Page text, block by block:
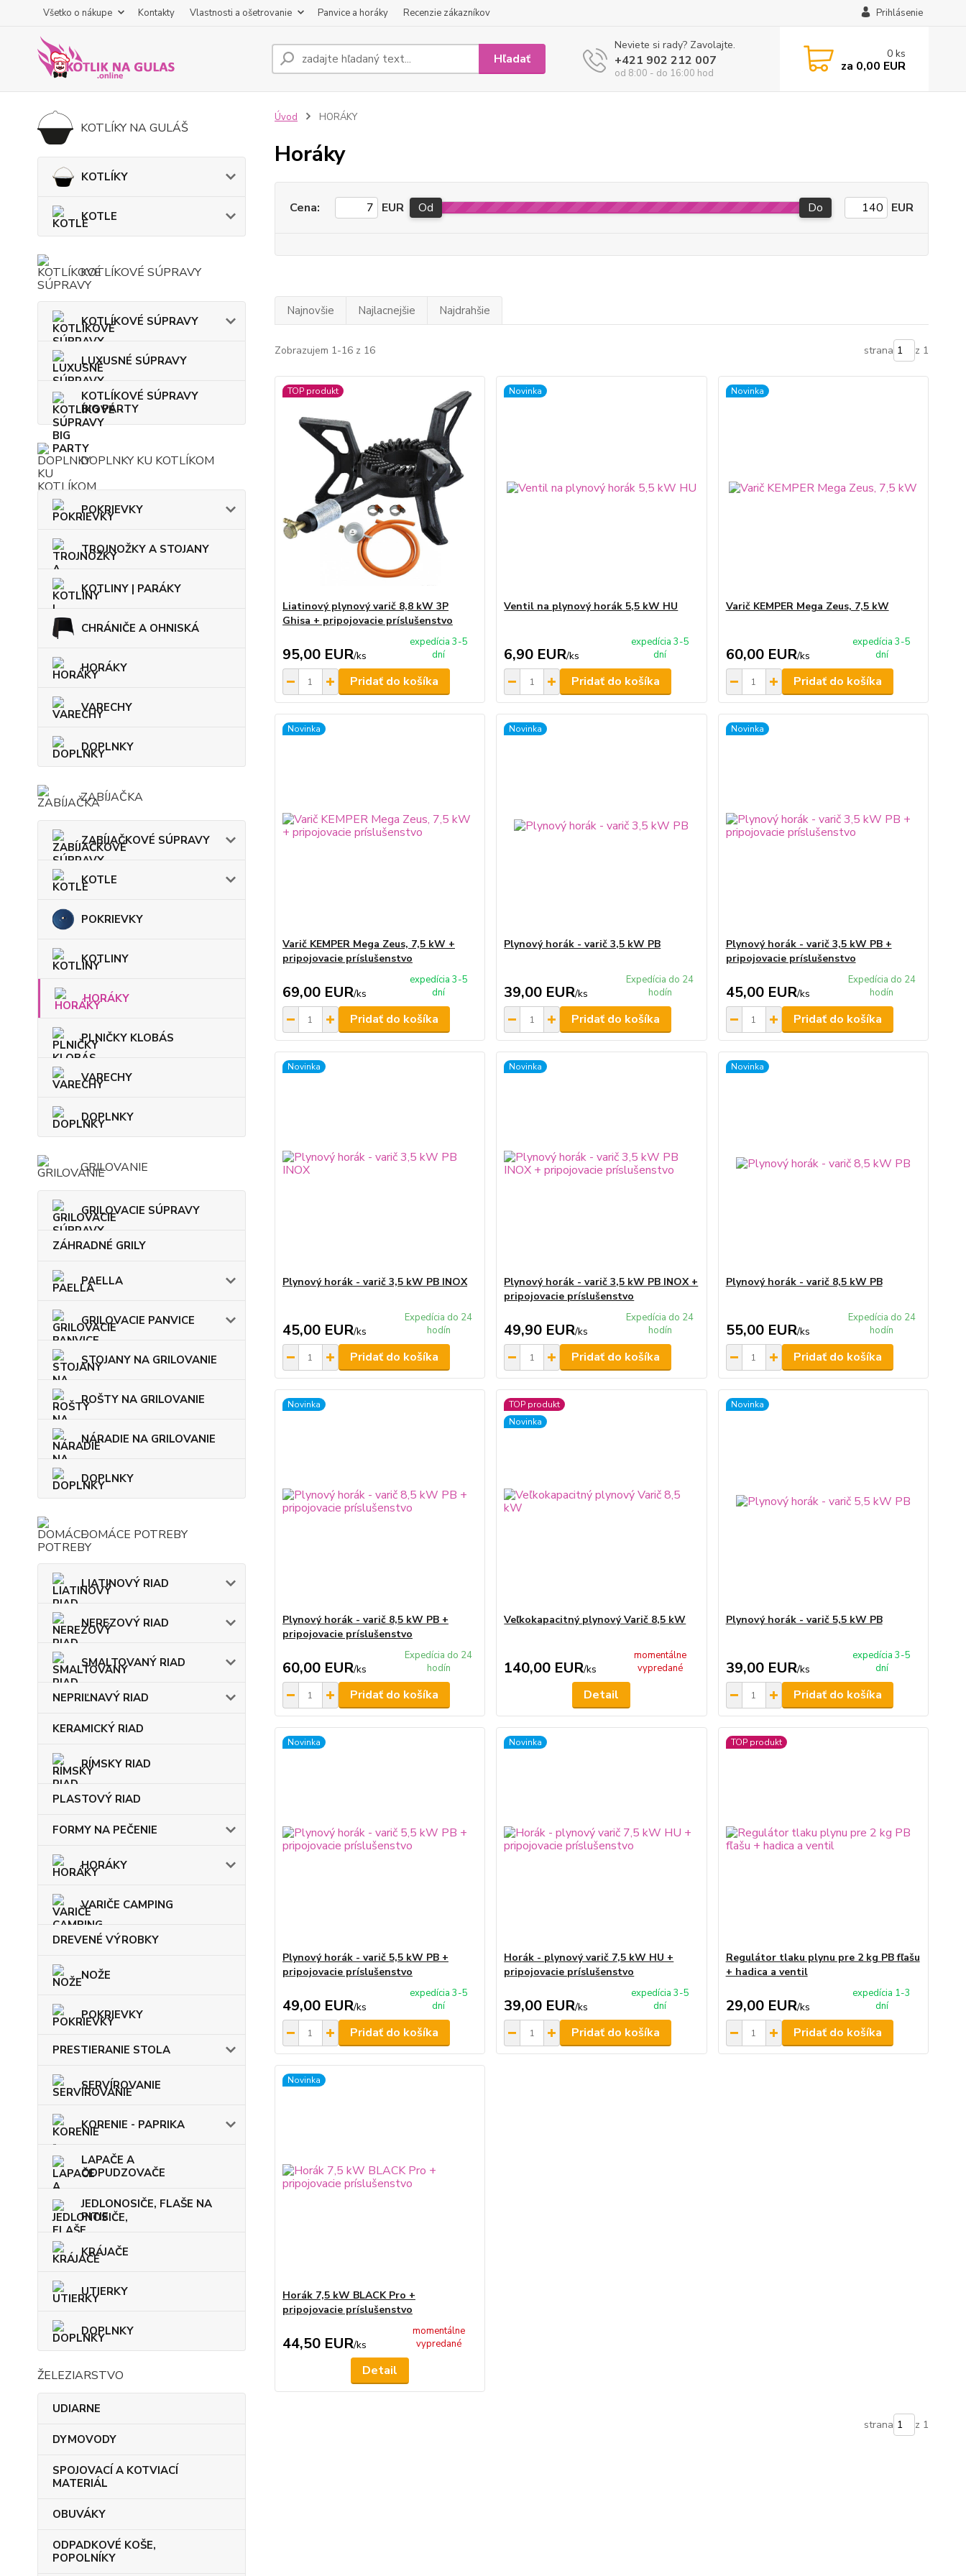
Všetko o nákupe Kontakty Vlastnosti a ošetrovanie Panvice a horáky Recenzie zákazníkov Prihlásenie
Hľadať
Neviete si rady? Zavolajte.
+421 902 212 007
od 8:00 - do 16:00 hod
0 ks
za 0,00 EUR
KOTLÍKY NA GULÁŠ
KOTLÍKY
KOTLE
KOTLÍKOVÉ SÚPRAVY
KOTLÍKOVÉ SÚPRAVY
LUXUSNÉ SÚPRAVY
KOTLÍKOVÉ SÚPRAVY
BIG PARTY
DOPLNKY KU KOTLÍKOM
POKRIEVKY
TROJNOŽKY A STOJANY
KOTLINY | PARÁKY
CHRÁNIČE A OHNISKÁ
HORÁKY
VARECHY
DOPLNKY
ZABÍJAČKA
ZABÍJAČKOVÉ SÚPRAVY
KOTLE
POKRIEVKY
KOTLINY
HORÁKY
PLNIČKY KLOBÁS
VARECHY
DOPLNKY
GRILOVANIE
GRILOVACIE SÚPRAVY
ZÁHRADNÉ GRILY
PAELLA
GRILOVACIE PANVICE
STOJANY NA GRILOVANIE
ROŠTY NA GRILOVANIE
NÁRADIE NA GRILOVANIE
DOPLNKY
DOMÁCE POTREBY
LIATINOVÝ RIAD
NEREZOVÝ RIAD
SMALTOVANÝ RIAD
NEPRIĽNAVÝ RIAD
KERAMICKÝ RIAD
RÍMSKY RIAD
PLASTOVÝ RIAD
FORMY NA PEČENIE
HORÁKY
VARIČE CAMPING
DREVENÉ VÝROBKY
NOŽE
POKRIEVKY
PRESTIERANIE STOLA
SERVÍROVANIE
KORENIE - PAPRIKA
LAPAČE A
ODPUDZOVAČE
JEDLONOSIČE, FLAŠE NA
PITIE
KRÁJAČE
UTIERKY
DOPLNKY
ŽELEZIARSTVO
UDIARNE
DYMOVODY
SPOJOVACÍ A KOTVIACÍ
MATERIÁL
OBUVÁKY
ODPADKOVÉ KOŠE,
POPOLNÍKY
Úvod HORÁKY
Horáky
Cena: EUR Od Do EUR
Najnovšie Najlacnejšie Najdrahšie
Zobrazujem 1-16 z 16 strana z 1
TOP produkt
Liatinový plynový varič 8,8 kW 3P
Ghisa + pripojovacie príslušenstvo
95,00 EUR/ks
expedícia 3-5
dní
Pridať do košíka
Novinka
Ventil na plynový horák 5,5 kW HU
6,90 EUR/ks
expedícia 3-5
dní
Pridať do košíka
Novinka
Varič KEMPER Mega Zeus, 7,5 kW
60,00 EUR/ks
expedícia 3-5
dní
Pridať do košíka
Novinka
Varič KEMPER Mega Zeus, 7,5 kW +
pripojovacie príslušenstvo
69,00 EUR/ks
expedícia 3-5
dní
Pridať do košíka
Novinka
Plynový horák - varič 3,5 kW PB
39,00 EUR/ks
Expedícia do 24
hodín
Pridať do košíka
Novinka
Plynový horák - varič 3,5 kW PB +
pripojovacie príslušenstvo
45,00 EUR/ks
Expedícia do 24
hodín
Pridať do košíka
Novinka
Plynový horák - varič 3,5 kW PB INOX
45,00 EUR/ks
Expedícia do 24
hodín
Pridať do košíka
Novinka
Plynový horák - varič 3,5 kW PB INOX +
pripojovacie príslušenstvo
49,90 EUR/ks
Expedícia do 24
hodín
Pridať do košíka
Novinka
Plynový horák - varič 8,5 kW PB
55,00 EUR/ks
Expedícia do 24
hodín
Pridať do košíka
Novinka
Plynový horák - varič 8,5 kW PB +
pripojovacie príslušenstvo
60,00 EUR/ks
Expedícia do 24
hodín
Pridať do košíka
TOP produkt
Novinka
Veľkokapacitný plynový Varič 8,5 kW
140,00 EUR/ks
momentálne
vypredané
Detail
Novinka
Plynový horák - varič 5,5 kW PB
39,00 EUR/ks
expedícia 3-5
dní
Pridať do košíka
Novinka
Plynový horák - varič 5,5 kW PB +
pripojovacie príslušenstvo
49,00 EUR/ks
expedícia 3-5
dní
Pridať do košíka
Novinka
Horák - plynový varič 7,5 kW HU +
pripojovacie príslušenstvo
39,00 EUR/ks
expedícia 3-5
dní
Pridať do košíka
TOP produkt
Regulátor tlaku plynu pre 2 kg PB fľašu
+ hadica a ventil
29,00 EUR/ks
expedícia 1-3
dní
Pridať do košíka
Novinka
Horák 7,5 kW BLACK Pro +
pripojovacie príslušenstvo
44,50 EUR/ks
momentálne
vypredané
Detail
strana z 1